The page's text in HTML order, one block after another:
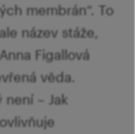
membrán“. To
název stáže,
Figallová
věda.
– Jak